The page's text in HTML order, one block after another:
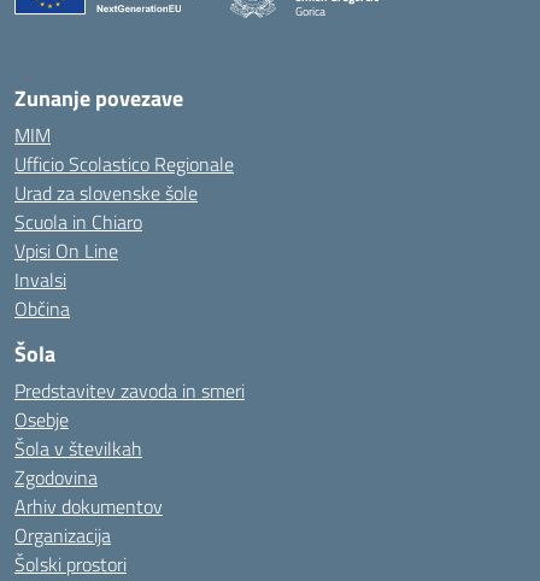
Gorica
Zunanje povezave
MIM
Ufficio Scolastico Regionale
Urad za slovenske šole
Scuola in Chiaro
Vpisi On Line
Invalsi
Občina
Šola
Predstavitev zavoda in smeri
Osebje
Šola v številkah
Zgodovina
Arhiv dokumentov
Organizacija
Šolski prostori